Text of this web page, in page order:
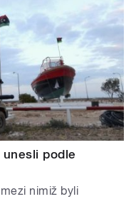
podle
nimiž byli